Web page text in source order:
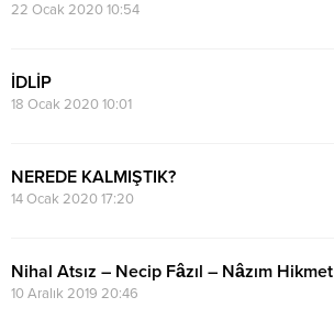
22 Ocak 2020 10:54
İDLİP
18 Ocak 2020 10:01
NEREDE KALMIŞTIK?
14 Ocak 2020 17:20
Nihal Atsız – Necip Fâzıl – Nâzım Hikmet
10 Aralık 2019 20:46